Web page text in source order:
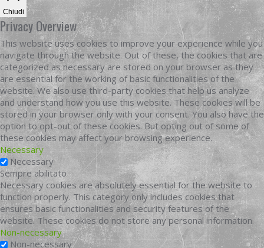
Chiudi
Privacy Overview
This website uses cookies to improve your experience while you
navigate through the website. Out of these, the cookies that are
categorized as necessary are stored on your browser as they
are essential for the working of basic functionalities of the
website. We also use third-party cookies that help us analyze
and understand how you use this website. These cookies will be
stored in your browser only with your consent. You also have the
option to opt-out of these cookies. But opting out of some of
these cookies may affect your browsing experience.
Necessary
Necessary
Sempre abilitato
Necessary cookies are absolutely essential for the website to
function properly. This category only includes cookies that
ensures basic functionalities and security features of the
website. These cookies do not store any personal information.
Non-necessary
Non-necessary